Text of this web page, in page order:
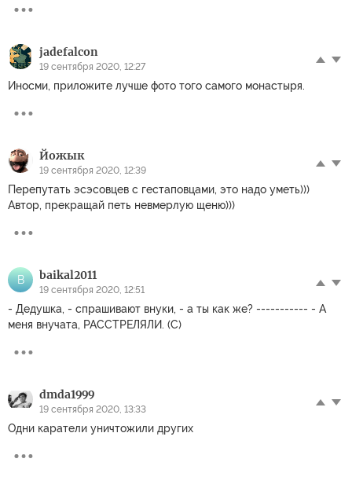
jadefalcon
19 сентября 2020, 12:27
Иносми, приложите лучше фото того самого монастыря.
Йожык
19 сентября 2020, 12:39
Перепутать эсэсовцев с гестаповцами, это надо уметь)))
Автор, прекращай петь невмерлую щеню)))
B baikal2011
19 сентября 2020, 12:51
- Дедушка, - спрашивают внуки, - а ты как же? ----------- - А
меня внучата, РАССТРЕЛЯЛИ. (С)
dmda1999
19 сентября 2020, 13:33
Одни каратели уничтожили других